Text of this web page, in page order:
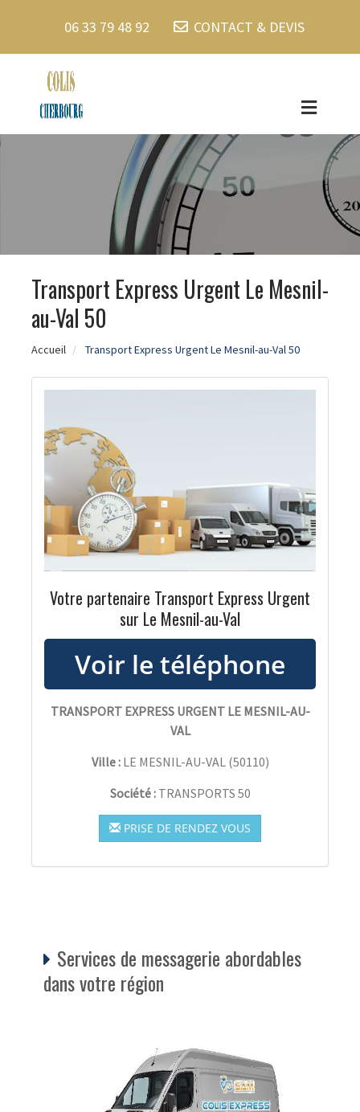
06 33 79 48 92 CONTACT & DEVIS
Transport Express Urgent Le Mesnil-
au-Val 50
Accueil Transport Express Urgent Le Mesnil-au-Val 50
Votre partenaire Transport Express Urgent
sur Le Mesnil-au-Val
TRANSPORT EXPRESS URGENT LE MESNIL-AU-
VAL
Ville : LE MESNIL-AU-VAL (50110)
Société : TRANSPORTS 50
PRISE DE RENDEZ VOUS
Services de messagerie abordables
dans votre région